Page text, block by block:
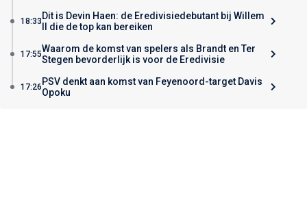
18:33 Dit is Devin Haen: de Eredivisiedebutant bij Willem
II die de top kan bereiken
17:55Waarom de komst van spelers als Brandt en Ter
Stegen bevorderlijk is voor de Eredivisie
17:26 PSV denkt aan komst van Feyenoord-target Davis
Opoku